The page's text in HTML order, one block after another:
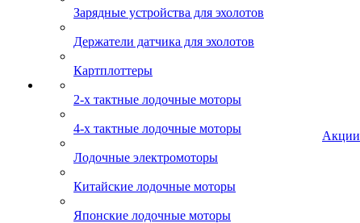
Зарядные устройства для эхолотов
Держатели датчика для эхолотов
Картплоттеры
2-х тактные лодочные моторы
4-х тактные лодочные моторы
Лодочные электромоторы
Китайские лодочные моторы
Японские лодочные моторы
Акции